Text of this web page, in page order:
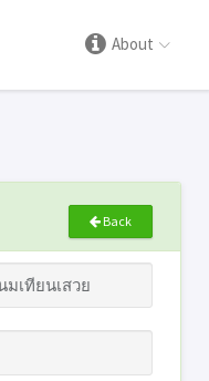
About
Back
เทียนเสวย